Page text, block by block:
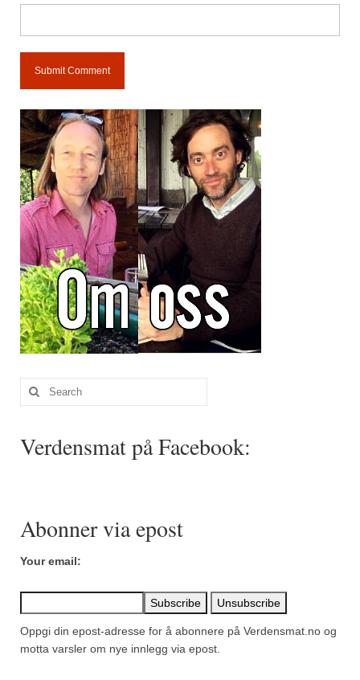
Search
for:
Verdensmat på Facebook:
Abonner via epost
Your email:
Oppgi din epost-adresse for å abonnere på Verdensmat.no og
motta varsler om nye innlegg via epost.